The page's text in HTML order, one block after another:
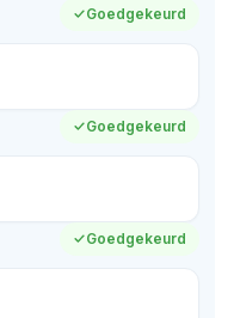
Goedgekeurd
Goedgekeurd
Goedgekeurd